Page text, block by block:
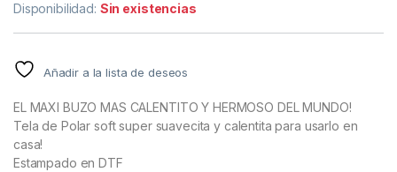
Disponibilidad: Sin existencias
Añadir a la lista de deseos
EL MAXI BUZO MAS CALENTITO Y HERMOSO DEL MUNDO!
Tela de Polar soft super suavecita y calentita para usarlo en
casa!
Estampado en DTF